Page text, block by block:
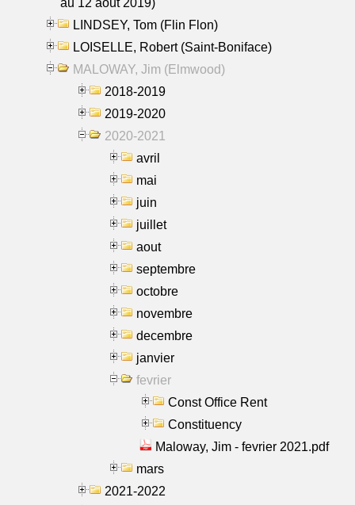
LINDSEY, Tom (Flin Flon)
LOISELLE, Robert (Saint-Boniface)
MALOWAY, Jim (Elmwood)
2018-2019
2019-2020
2020-2021
avril
mai
juin
juillet
aout
septembre
octobre
novembre
decembre
janvier
fevrier
Const Office Rent
Constituency
Maloway, Jim - fevrier 2021.pdf
mars
2021-2022